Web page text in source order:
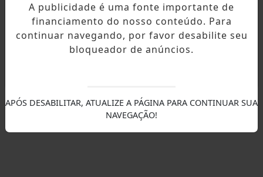
A publicidade é uma fonte importante de
financiamento do nosso conteúdo. Para
continuar navegando, por favor desabilite seu
bloqueador de anúncios.
APÓS DESABILITAR, ATUALIZE A PÁGINA PARA CONTINUAR SUA
NAVEGAÇÃO!